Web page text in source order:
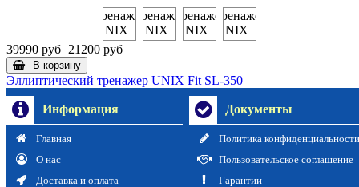
39990 руб 21200 руб
В корзину
Эллиптический тренажер UNIX Fit SL-350
Информация
Главная
О нас
Доставка и оплата
Документы
Политика
Пользовательское соглашение
Гарантии